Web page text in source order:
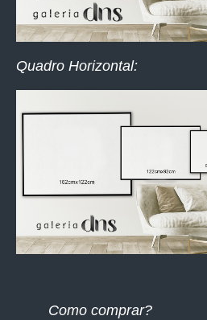
Quadro Horizontal:
Como comprar?